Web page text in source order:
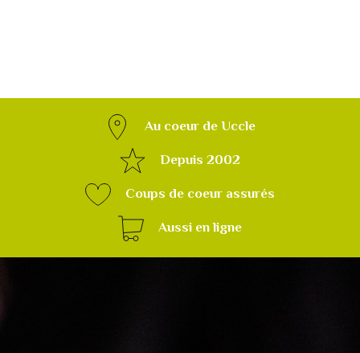
Au coeur de Uccle
Depuis 2002
Coups de coeur assurés
Aussi en ligne